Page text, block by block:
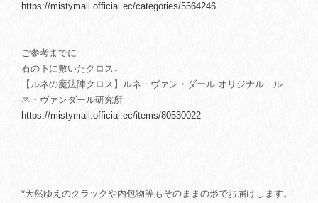
https://mistymall.official.ec/categories/5564246
ご参考までに
石の下に敷いたクロス↓
【ルネの魔法陣クロス】ルネ・ヴァン・ダール オリジナル ル
ネ・ヴァンダール研究所
https://mistymall.official.ec/items/80530022
*天然ゆえのクラックや内包物等もそのままの形でお届けします。